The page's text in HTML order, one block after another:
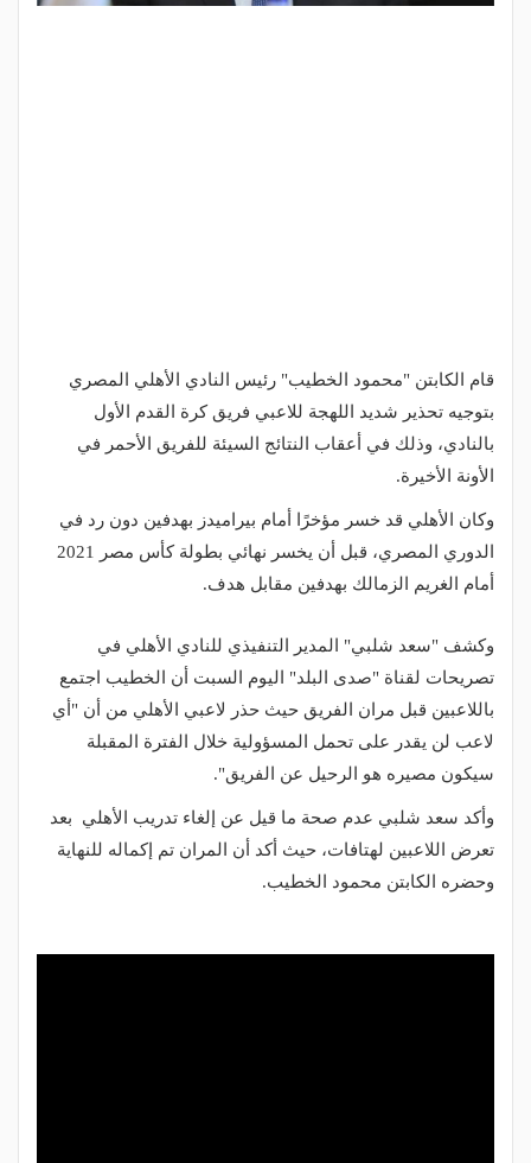
قام الكابتن "محمود الخطيب" رئيس النادي الأهلي المصري
بتوجيه تحذير شديد اللهجة للاعبي فريق كرة القدم الأول
بالنادي، وذلك في أعقاب النتائج السيئة للفريق الأحمر في
الأونة الأخيرة.
وكان الأهلي قد خسر مؤخرًا أمام بيراميدز بهدفين دون رد في
الدوري المصري، قبل أن يخسر نهائي بطولة كأس مصر 2021
أمام الغريم الزمالك بهدفين مقابل هدف.
وكشف "سعد شلبي" المدير التنفيذي للنادي الأهلي في
تصريحات لقناة "صدى البلد" اليوم السبت أن الخطيب اجتمع
باللاعبين قبل مران الفريق حيث حذر لاعبي الأهلي من أن "أي
لاعب لن يقدر على تحمل المسؤولية خلال الفترة المقبلة
سيكون مصيره هو الرحيل عن الفريق".
وأكد سعد شلبي عدم صحة ما قيل عن إلغاء تدريب الأهلي بعد
تعرض اللاعبين لهتافات، حيث أكد أن المران تم إكماله للنهاية
وحضره الكابتن محمود الخطيب.